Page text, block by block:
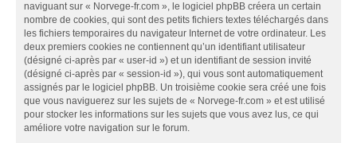
naviguant sur « Norvege-fr.com », le logiciel phpBB créera un certain
nombre de cookies, qui sont des petits fichiers textes téléchargés dans
les fichiers temporaires du navigateur Internet de votre ordinateur. Les
deux premiers cookies ne contiennent qu’un identifiant utilisateur
(désigné ci-après par « user-id ») et un identifiant de session invité
(désigné ci-après par « session-id »), qui vous sont automatiquement
assignés par le logiciel phpBB. Un troisième cookie sera créé une fois
que vous naviguerez sur les sujets de « Norvege-fr.com » et est utilisé
pour stocker les informations sur les sujets que vous avez lus, ce qui
améliore votre navigation sur le forum.